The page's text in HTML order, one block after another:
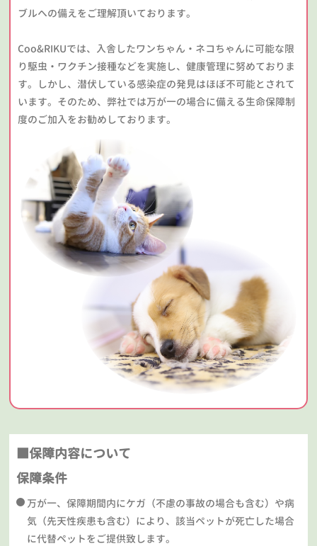
ブルへの備えをご理解頂いております。
Coo&RIKUでは、入舎したワンちゃん・ネコちゃんに可能な限
り駆虫・ワクチン接種などを実施し、健康管理に努めておりま
す。しかし、潜伏している感染症の発見はほぼ不可能とされて
います。そのため、弊社では万が一の場合に備える生命保障制
度のご加入をお勧めしております。
■保障内容について
保障条件
万が一、保障期間内にケガ（不慮の事故の場合も含む）や病
気（先天性疾患も含む）により、該当ペットが死亡した場合
に代替ペットをご提供致します。